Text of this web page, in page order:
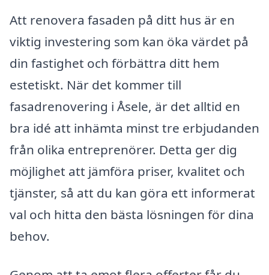
Att renovera fasaden på ditt hus är en
viktig investering som kan öka värdet på
din fastighet och förbättra ditt hem
estetiskt. När det kommer till
fasadrenovering i Åsele, är det alltid en
bra idé att inhämta minst tre erbjudanden
från olika entreprenörer. Detta ger dig
möjlighet att jämföra priser, kvalitet och
tjänster, så att du kan göra ett informerat
val och hitta den bästa lösningen för dina
behov.